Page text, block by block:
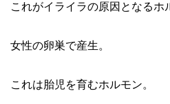
これがイライラの原因となるホ
女性の卵巣で産生。
これは胎児を育むホルモン。